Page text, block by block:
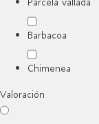
Barbacoa
Chimenea
Valoración